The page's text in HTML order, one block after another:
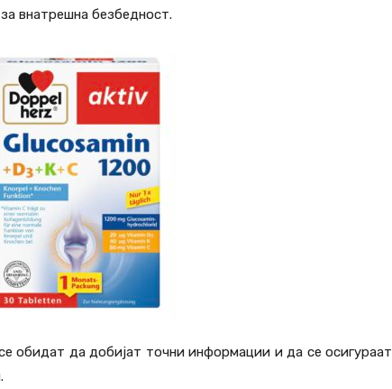
внатрешна безбедност.
обидат да добијат точни информации и да се осигураат